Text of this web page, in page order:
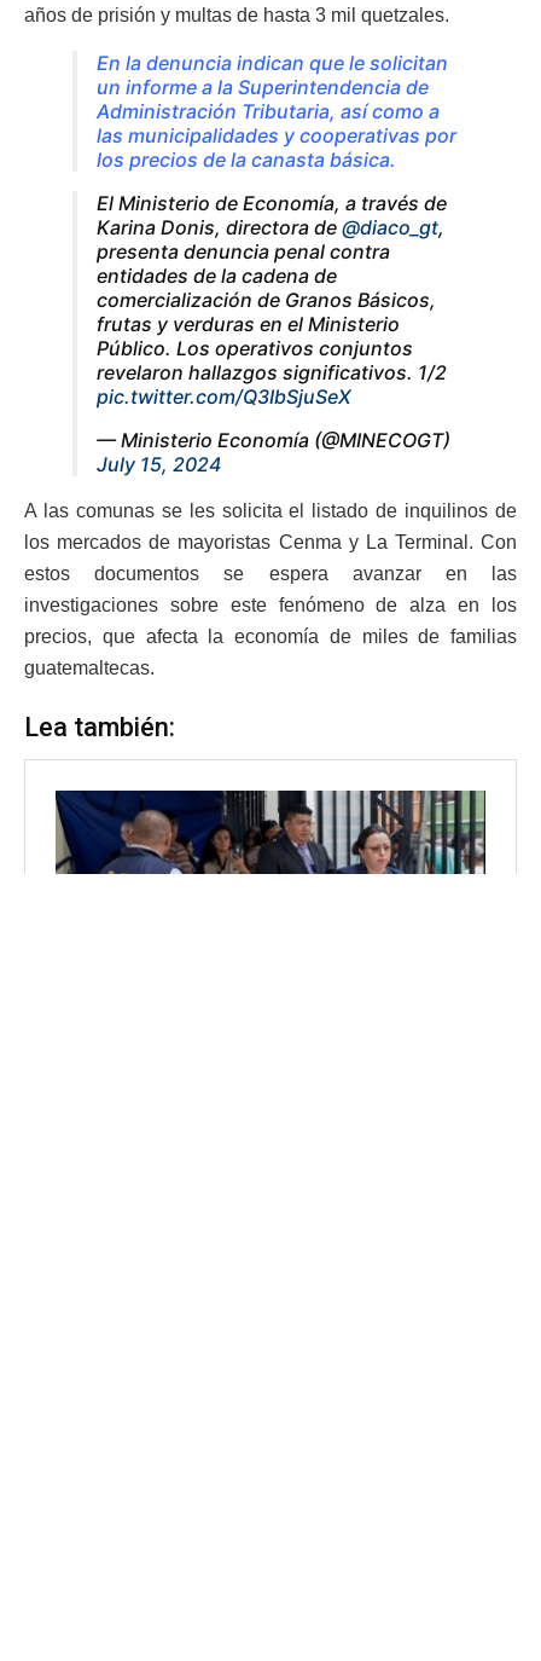
años de prisión y multas de hasta 3 mil quetzales.
En la denuncia indican que le solicitan
un informe a la Superintendencia de
Administración Tributaria, así como a
las municipalidades y cooperativas por
los precios de la canasta básica.
El Ministerio de Economía, a través de
Karina Donis, directora de @diaco_gt,
presenta denuncia penal contra
entidades de la cadena de
comercialización de Granos Básicos,
frutas y verduras en el Ministerio
Público. Los operativos conjuntos
revelaron hallazgos significativos. 1/2
pic.twitter.com/Q3IbSjuSeX
— Ministerio Economía (@MINECOGT)
July 15, 2024
A las comunas se les solicita el listado de inquilinos de
los mercados de mayoristas Cenma y La Terminal. Con
estos documentos se espera avanzar en las
investigaciones sobre este fenómeno de alza en los
precios, que afecta la economía de miles de familias
guatemaltecas.
Lea también: